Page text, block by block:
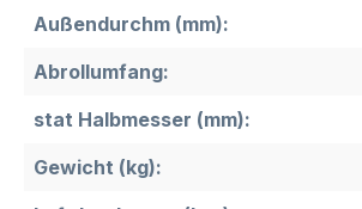
Außendurchm (mm):
Abrollumfang:
stat Halbmesser (mm):
Gewicht (kg):